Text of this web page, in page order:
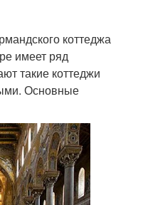
коттеджа
имеет ряд
такие коттеджи
Основные